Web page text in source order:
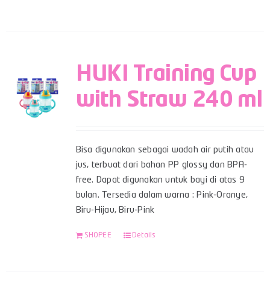
HUKI Training Cup
with Straw 240 ml
Bisa digunakan sebagai wadah air putih atau
jus, terbuat dari bahan PP glossy dan BPA-
free. Dapat digunakan untuk bayi di atas 9
bulan. Tersedia dalam warna : Pink-Oranye,
Biru-Hijau, Biru-Pink
SHOPEE Details